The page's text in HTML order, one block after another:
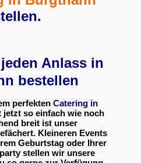
Anlass in
bestellen
perfekten Catering in
jetzt so einfach wie noch
breit ist unser
Kleineren Events
Geburtstag oder Ihrer
stellen wir unsere